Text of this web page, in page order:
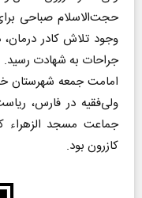
حجت‌الاسلام صباحی
وجود تلاش کادر
جراحات به شهادت رسید.
امامت جمعه شهرستان
ولی‌فقیه در فارس،
جماعت مسجد الزهراء
کازرون بود.